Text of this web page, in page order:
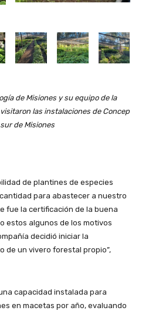
de Misiones y su equipo de la
las instalaciones de Concep
de Misiones
de plantines de especies
para abastecer a nuestro
fue la certificación de la buena
estos algunos de los motivos
decidió iniciar la
de un vivero forestal propio”,
capacidad instalada para
en macetas por año, evaluando